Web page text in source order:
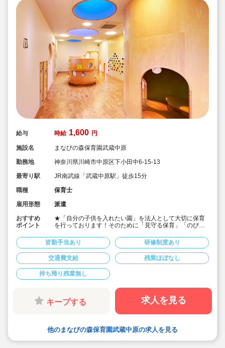
給与 時給 1,600 円
施設名
まなびの森保育園武蔵中原
勤務地
神奈川県川崎市中原区下小田中6-15-13
最寄り駅
JR南武線「武蔵中原駅」徒歩15分
職種
保育士
雇用形態
派遣
おすすめ
ポイント
★「自分の子供を入れたい園」を法人として大切に保育
を行っております！そのために「見守る保育」「のびの
す♪
★保育士専任のコンサルタントがあなたの派遣就業を安
心サポートいたします
★武蔵中原駅より徒歩15分の定員60名の認可保育園！
★時給1,600円の求人です！
★勤務条件等相談可能です！
キララサポートで派遣就業する3つのメリット
・求人提案から就業後のサポートまで専任コンサルタン
トが細やかに対応します
・手当や福利厚生については当社独自のサービスもご用
ったサポートに定評があります
皆勤手当あり 研修制度あり
交通費支給 残業ほぼなし
持ち帰り残業無し
キープする 求人を見る
他のまなびの森保育園武蔵中原の求人を見る